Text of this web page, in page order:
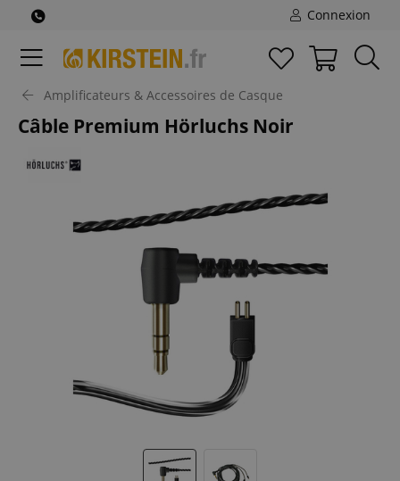
Connexion
Amplificateurs & Accessoires de Casque
Câble Premium Hörluchs Noir